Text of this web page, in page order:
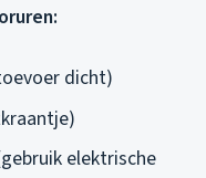
dicht)
elektrische